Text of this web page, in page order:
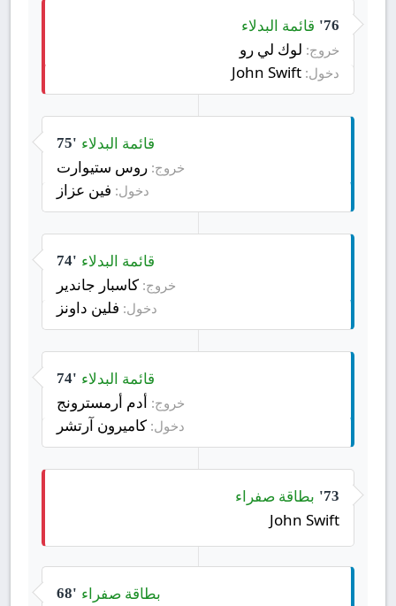
76' قائمة البدلاء
خروج: لوك لي رو
دخول:
75' قائمة البدلاء
خروج: روس ستيوارت
دخول: فين عزاز
74' قائمة البدلاء
خروج: كاسبار جاندير
دخول: فلين داونز
74' قائمة البدلاء
خروج: أدم أرمسترونج
دخول: كاميرون آرتشر
73'
بطاقة صفراء
John Swift
68' بطاقة صفراء